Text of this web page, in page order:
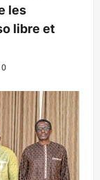
les
libre et
0